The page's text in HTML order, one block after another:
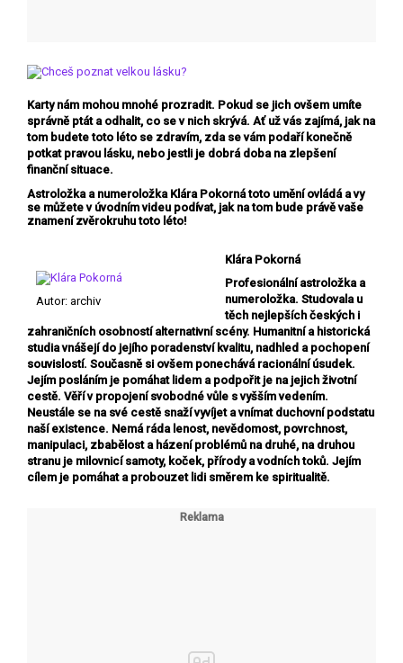
Karty nám mohou mnohé prozradit. Pokud se jich ovšem umíte
správně ptát a odhalit, co se v nich skrývá. Ať už vás zajímá, jak na
tom budete toto léto se zdravím, zda se vám podaří konečně
potkat pravou lásku, nebo jestli je dobrá doba na zlepšení
finanční situace.
Astroložka a numeroložka Klára Pokorná toto umění ovládá a vy
se můžete v úvodním videu podívat, jak na tom bude právě vaše
znamení zvěrokruhu toto léto!
Autor: archiv
Klára Pokorná
Profesionální astroložka a
numeroložka. Studovala u
těch nejlepších českých i
zahraničních osobností alternativní scény. Humanitní a historická
studia vnášejí do jejího poradenství kvalitu, nadhled a pochopení
souvislostí. Současně si ovšem ponechává racionální úsudek.
Jejím posláním je pomáhat lidem a podpořit je na jejich životní
cestě. Věří v propojení svobodné vůle s vyšším vedením.
Neustále se na své cestě snaží vyvíjet a vnímat duchovní podstatu
naší existence. Nemá ráda lenost, nevědomost, povrchnost,
manipulaci, zbabělost a házení problémů na druhé, na druhou
stranu je milovnicí samoty, koček, přírody a vodních toků. Jejím
cílem je pomáhat a probouzet lidi směrem ke spiritualitě.